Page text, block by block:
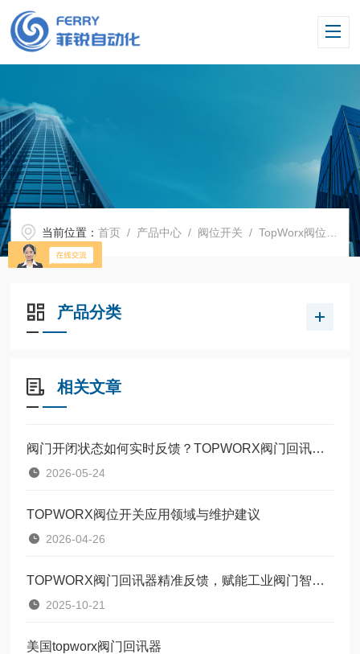
当前位置：首页 / 产品中心 / 阀位开关 /TopWorx阀位开关
产品分类
相关文章
阀门开闭状态如何实时反馈？TOPWORX阀门回讯器技术原理详解
2026-05-24
TOPWORX阀位开关应用领域与维护建议
2026-04-26
TOPWORX阀门回讯器精准反馈，赋能工业阀门智能管控
2025-10-21
美国topworx阀门回讯器